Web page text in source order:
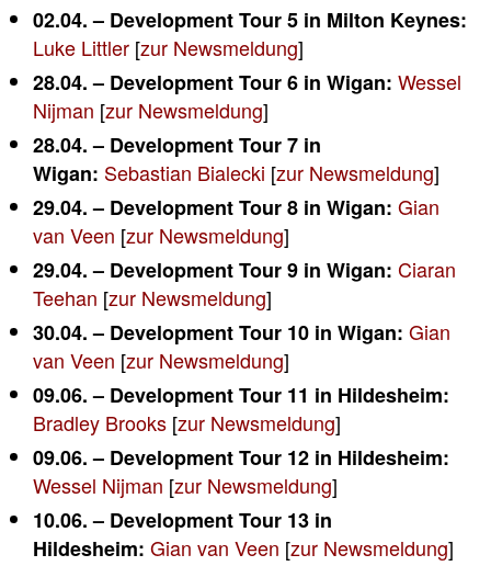
02.04. – Development Tour 5 in Milton Keynes:
Luke Littler [zur Newsmeldung]
28.04. – Development Tour 6 in Wigan: Wessel
Nijman [zur Newsmeldung]
28.04. – Development Tour 7 in
Wigan: Sebastian Bialecki [zur Newsmeldung]
29.04. – Development Tour 8 in Wigan: Gian
van Veen [zur Newsmeldung]
29.04. – Development Tour 9 in Wigan: Ciaran
Teehan [zur Newsmeldung]
30.04. – Development Tour 10 in Wigan: Gian
van Veen [zur Newsmeldung]
09.06. – Development Tour 11 in Hildesheim:
Bradley Brooks [zur Newsmeldung]
09.06. – Development Tour 12 in Hildesheim:
Wessel Nijman [zur Newsmeldung]
10.06. – Development Tour 13 in
Hildesheim: Gian van Veen [zur Newsmeldung]